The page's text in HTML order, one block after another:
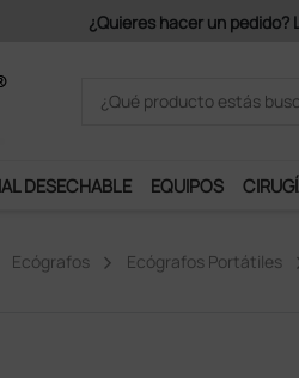
Únete al programa Ds Plus
DESECHABLE EQUIPOS
Ecógrafos Ecógrafos Portátiles